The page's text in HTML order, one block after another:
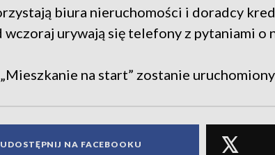
biura nieruchomości i doradcy
wczoraj urywają się telefony z pytaniami o
na start” zostanie
UDOSTĘPNIJ NA FACEBOOKU